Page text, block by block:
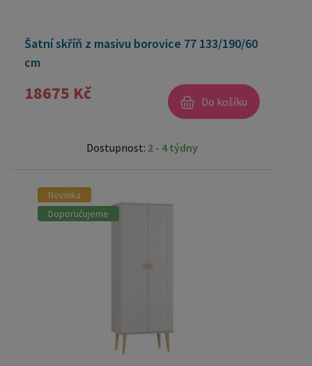
Šatní skříň z masivu borovice 77 133/190/60
cm
18675 Kč Do košíku
Dostupnost: 2 - 4 týdny
Novinka
Doporučujeme